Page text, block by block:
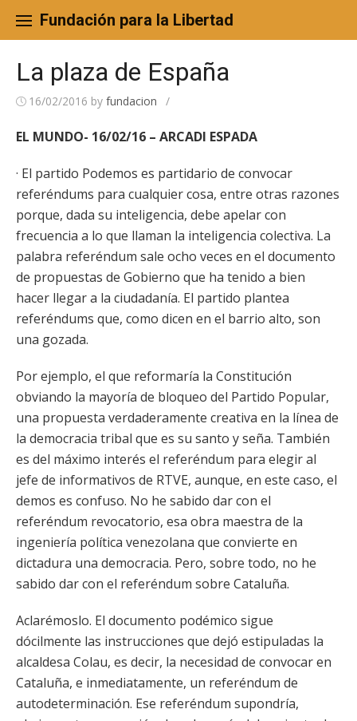
content
Fundación para la Libertad
La plaza de España
16/02/2016 by fundacion /
EL MUNDO- 16/02/16 – ARCADI ESPADA
· El partido Podemos es partidario de convocar
referéndums para cualquier cosa, entre otras razones
porque, dada su inteligencia, debe apelar con
frecuencia a lo que llaman la inteligencia colectiva. La
palabra referéndum sale ocho veces en el documento
de propuestas de Gobierno que ha tenido a bien
hacer llegar a la ciudadanía. El partido plantea
referéndums que, como dicen en el barrio alto, son
una gozada.
Por ejemplo, el que reformaría la Constitución
obviando la mayoría de bloqueo del Partido Popular,
una propuesta verdaderamente creativa en la línea de
la democracia tribal que es su santo y seña. También
es del máximo interés el referéndum para elegir al
jefe de informativos de RTVE, aunque, en este caso, el
demos es confuso. No he sabido dar con el
referéndum revocatorio, esa obra maestra de la
ingeniería política venezolana que convierte en
dictadura una democracia. Pero, sobre todo, no he
sabido dar con el referéndum sobre Cataluña.
Aclarémoslo. El documento podémico sigue
dócilmente las instrucciones que dejó estipuladas la
alcaldesa Colau, es decir, la necesidad de convocar en
Cataluña, e inmediatamente, un referéndum de
autodeterminación. Ese referéndum supondría,